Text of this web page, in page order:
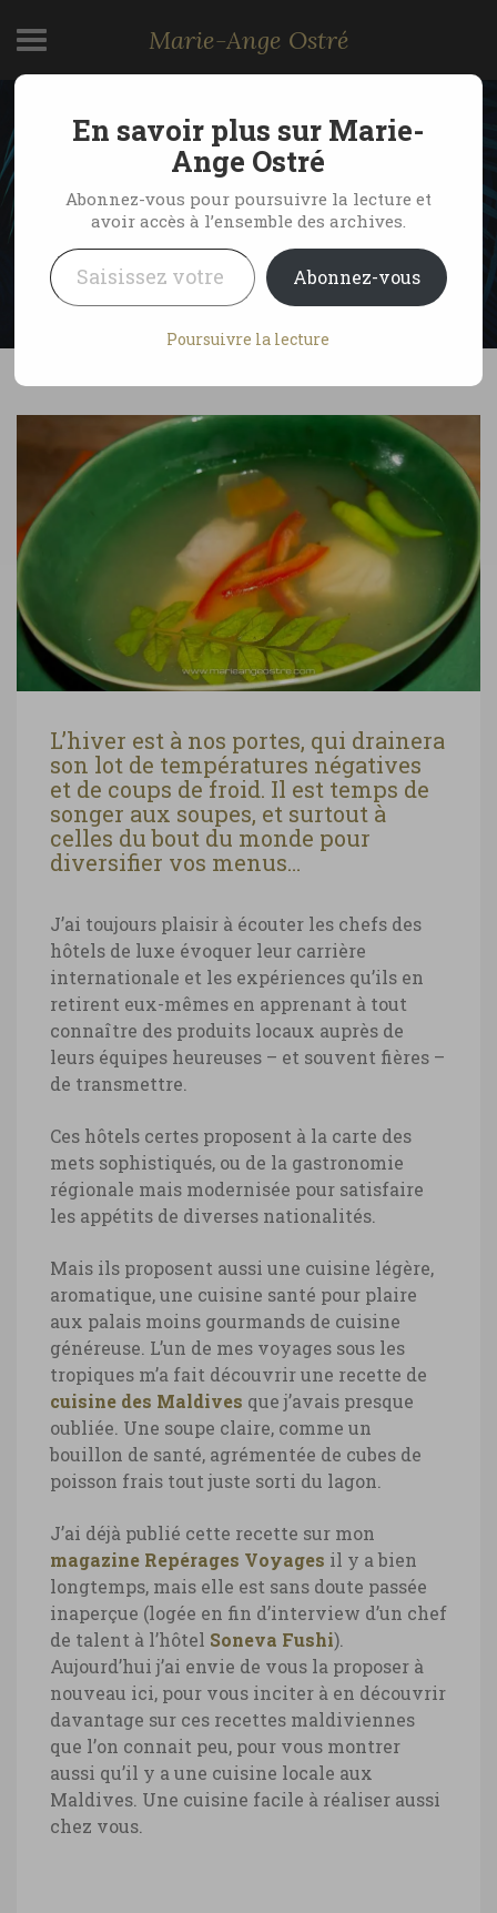
Marie-Ange Ostré
Cuisine des Maldives,
soupe garudiya
by Marie-Ange Ostré
1 novembre 2022
No Comments
L’hiver est à nos portes, qui drainera
son lot de températures négatives
et de coups de froid. Il est temps de
songer aux soupes, et surtout à
celles du bout du monde pour
diversifier vos menus…
J’ai toujours plaisir à écouter les chefs des
hôtels de luxe évoquer leur carrière
internationale et les expériences qu’ils en
retirent eux-mêmes en apprenant à tout
connaître des produits locaux auprès de
leurs équipes heureuses – et souvent fières –
de transmettre.
Ces hôtels certes proposent à la carte des
mets sophistiqués, ou de la gastronomie
régionale mais modernisée pour satisfaire
les appétits de diverses nationalités.
Mais ils proposent aussi une cuisine légère,
aromatique, une cuisine santé pour plaire
aux palais moins gourmands de cuisine
généreuse. L’un de mes voyages sous les
tropiques m’a fait découvrir une recette de
cuisine des Maldives que j’avais presque
oubliée. Une soupe claire, comme un
bouillon de santé, agrémentée de cubes de
poisson frais tout juste sorti du lagon.
J’ai déjà publié cette recette sur mon
magazine Repérages Voyages il y a bien
longtemps, mais elle est sans doute passée
inaperçue (logée en fin d’interview d’un chef
de talent à l’hôtel Soneva Fushi).
Aujourd’hui j’ai envie de vous la proposer à
nouveau ici, pour vous inciter à en découvrir
davantage sur ces recettes maldiviennes
que l’on connait peu, pour vous montrer
aussi qu’il y a une cuisine locale aux
Maldives. Une cuisine facile à réaliser aussi
chez vous.
En savoir plus sur Marie-
Ange Ostré
Abonnez-vous pour poursuivre la lecture et
avoir accès à l’ensemble des archives.
Saisissez votre adresse e-mail…
Abonnez-vous
Poursuivre la lecture